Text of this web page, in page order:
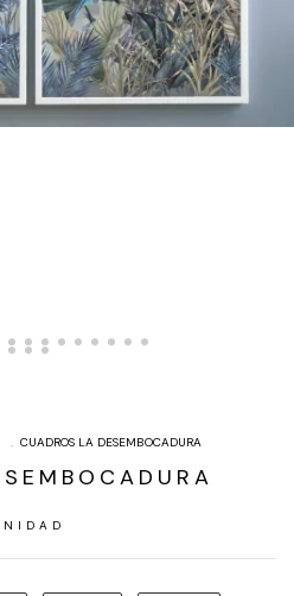
CUADROS LA DESEMBOCADURA